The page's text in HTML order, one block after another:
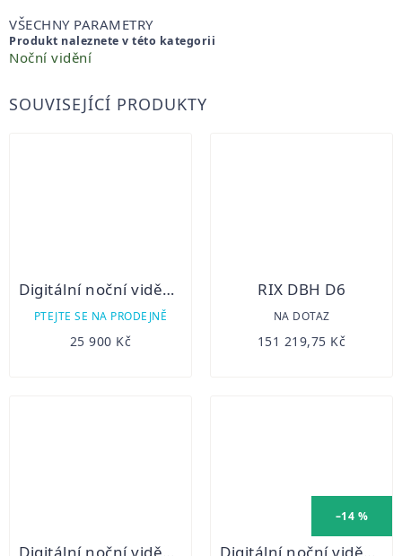
VŠECHNY PARAMETRY
Produkt naleznete v této kategorii
Noční vidění
SOUVISEJÍCÍ PRODUKTY
Digitální noční vidění Hikmicro ALPEX 4K A50EL LRF
PTEJTE SE NA PRODEJNĚ
25 900 Kč
RIX DBH D6
NA DOTAZ
151 219,75 Kč
–14 %